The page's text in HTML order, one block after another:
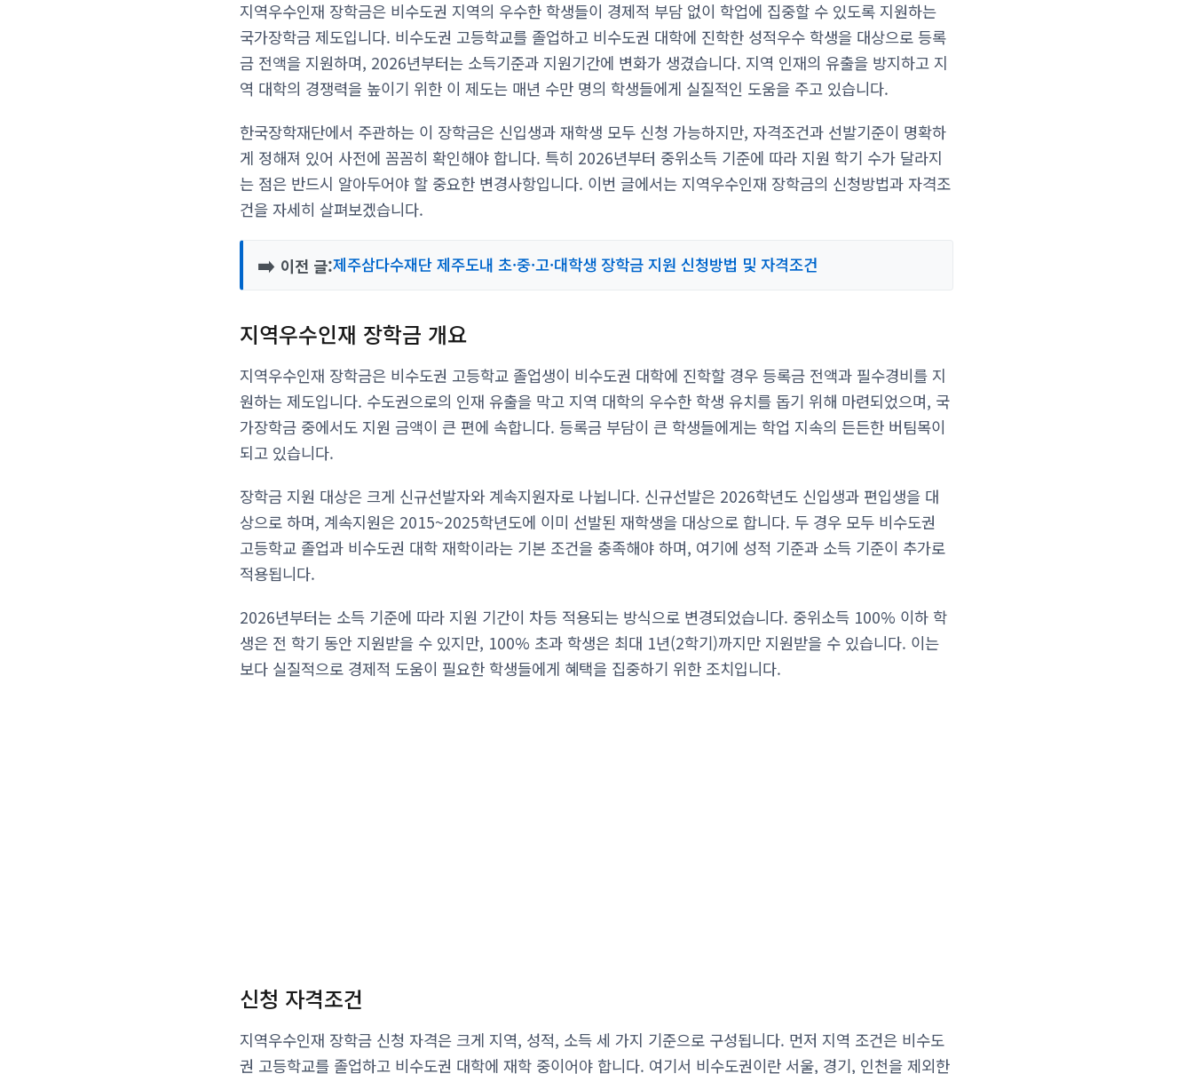
지역우수인재 장학금은 비수도권 지역의 우수한 학생들이 경제적 부담 없이 학업에 집중할 수 있도록 지원하는
국가장학금 제도입니다. 비수도권 고등학교를 졸업하고 비수도권 대학에 진학한 성적우수 학생을 대상으로 등록
금 전액을 지원하며, 2026년부터는 소득기준과 지원기간에 변화가 생겼습니다. 지역 인재의 유출을 방지하고 지
역 대학의 경쟁력을 높이기 위한 이 제도는 매년 수만 명의 학생들에게 실질적인 도움을 주고 있습니다.
한국장학재단에서 주관하는 이 장학금은 신입생과 재학생 모두 신청 가능하지만, 자격조건과 선발기준이 명확하
게 정해져 있어 사전에 꼼꼼히 확인해야 합니다. 특히 2026년부터 중위소득 기준에 따라 지원 학기 수가 달라지
는 점은 반드시 알아두어야 할 중요한 변경사항입니다. 이번 글에서는 지역우수인재 장학금의 신청방법과 자격조
건을 자세히 살펴보겠습니다.
➡️ 이전 글:제주삼다수재단 제주도내 초·중·고·대학생 장학금 지원 신청방법 및 자격조건
지역우수인재 장학금 개요
지역우수인재 장학금은 비수도권 고등학교 졸업생이 비수도권 대학에 진학할 경우 등록금 전액과 필수경비를 지
원하는 제도입니다. 수도권으로의 인재 유출을 막고 지역 대학의 우수한 학생 유치를 돕기 위해 마련되었으며, 국
가장학금 중에서도 지원 금액이 큰 편에 속합니다. 등록금 부담이 큰 학생들에게는 학업 지속의 든든한 버팀목이
되고 있습니다.
장학금 지원 대상은 크게 신규선발자와 계속지원자로 나뉩니다. 신규선발은 2026학년도 신입생과 편입생을 대
상으로 하며, 계속지원은 2015~2025학년도에 이미 선발된 재학생을 대상으로 합니다. 두 경우 모두 비수도권
고등학교 졸업과 비수도권 대학 재학이라는 기본 조건을 충족해야 하며, 여기에 성적 기준과 소득 기준이 추가로
적용됩니다.
2026년부터는 소득 기준에 따라 지원 기간이 차등 적용되는 방식으로 변경되었습니다. 중위소득 100% 이하 학
생은 전 학기 동안 지원받을 수 있지만, 100% 초과 학생은 최대 1년(2학기)까지만 지원받을 수 있습니다. 이는
보다 실질적으로 경제적 도움이 필요한 학생들에게 혜택을 집중하기 위한 조치입니다.
신청 자격조건
지역우수인재 장학금 신청 자격은 크게 지역, 성적, 소득 세 가지 기준으로 구성됩니다. 먼저 지역 조건은 비수도
권 고등학교를 졸업하고 비수도권 대학에 재학 중이어야 합니다. 여기서 비수도권이란 서울, 경기, 인천을 제외한